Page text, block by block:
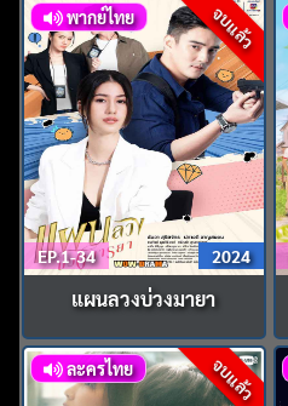
จบแล้ว
พากย์ไทย
EP.1-34 2024
แผนลวงบ่วงมายา
จบแล้ว
ละครไทย